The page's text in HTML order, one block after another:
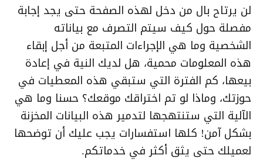
لن يرتاح بال من دخل لهذه الصفحة حتى يجد إجابة
مفصلة حول كيف سيتم التصرف مع بياناته
الشخصية وما هي الإجراءات المتبعة من أجل إبقاء
هذه المعلومات محمية، هل لديك النية في إعادة
بيعها، كم الفترة التي ستبقي هذه المعطيات في
حوزتك، وماذا لو تم اختراقك موقعك؟ حسنا وما هي
الآلية التي ستنتهجها لتدمير هذه البيانات المخزنة
بشكل آمن! كلها استفسارات يجب عليك أن توضحها
لعميلك حتى يثق أكثر في خدماتكم.